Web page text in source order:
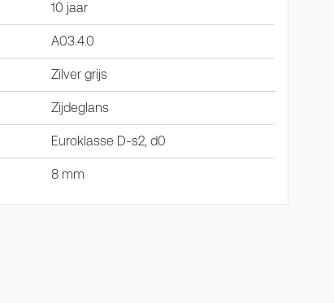
10 jaar
A03.4.0
Zilver grijs
Zijdeglans
Euroklasse D-s2, d0
8 mm